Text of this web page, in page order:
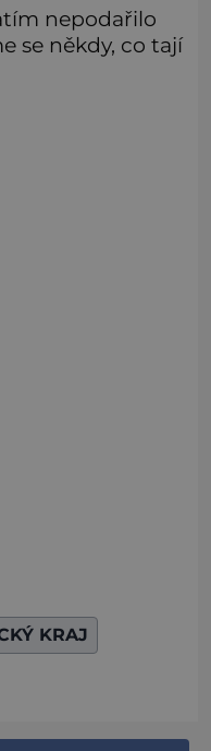
nepodařilo
se někdy, co tají
KRAJ